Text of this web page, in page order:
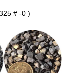
# -0 )